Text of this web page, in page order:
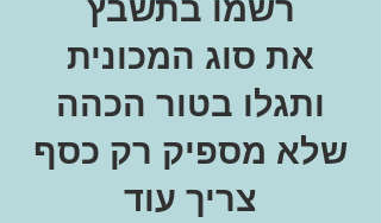
את סוג המכונית
ותגלו בטור הכהה
שלא מספיק רק כסף
צריך עוד